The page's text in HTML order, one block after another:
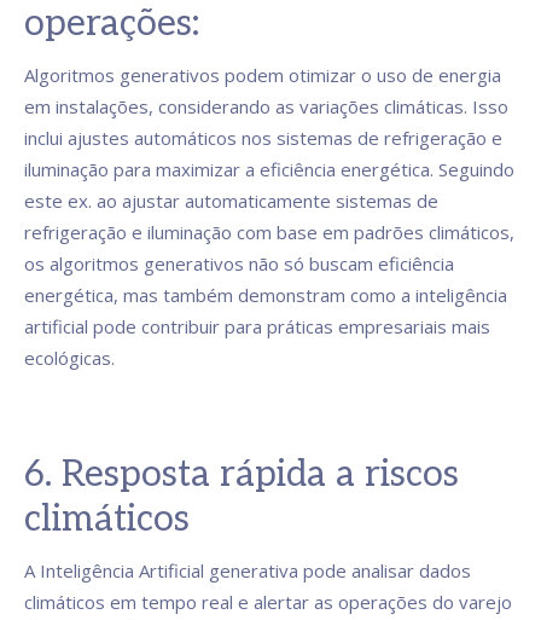
operações:
Algoritmos generativos podem otimizar o uso de energia
em instalações, considerando as variações climáticas. Isso
inclui ajustes automáticos nos sistemas de refrigeração e
iluminação para maximizar a eficiência energética. Seguindo
este ex. ao ajustar automaticamente sistemas de
refrigeração e iluminação com base em padrões climáticos,
os algoritmos generativos não só buscam eficiência
energética, mas também demonstram como a inteligência
artificial pode contribuir para práticas empresariais mais
ecológicas.
6. Resposta rápida a riscos
climáticos
A Inteligência Artificial generativa pode analisar dados
climáticos em tempo real e alertar as operações do varejo